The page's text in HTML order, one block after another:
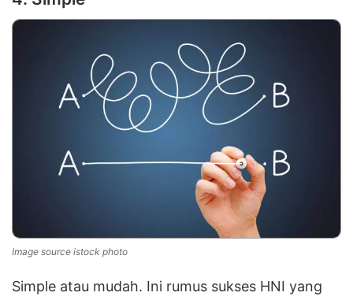
Image source istock photo
Simple atau mudah. Ini rumus sukses HNI yang